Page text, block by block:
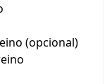
(opcional)